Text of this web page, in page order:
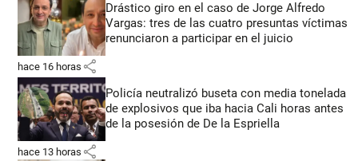
Drástico giro en el caso de Jorge Alfredo
Vargas: tres de las cuatro presuntas víctimas
renunciaron a participar en el juicio
hace 16 horas share
Policía neutralizó buseta con media tonelada
de explosivos que iba hacia Cali horas antes
de la posesión de De la Espriella
hace 13 horas share